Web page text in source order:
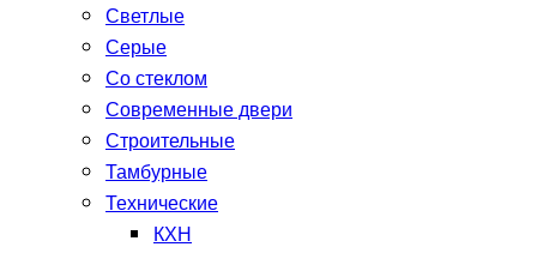
Светлые
Серые
Со стеклом
Современные двери
Строительные
Тамбурные
Технические
КХН